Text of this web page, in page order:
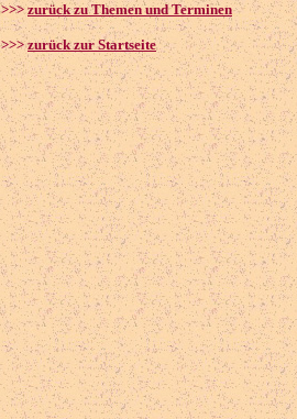
>>>zurück zu Themen und Terminen
>>>zurück zur Startseite